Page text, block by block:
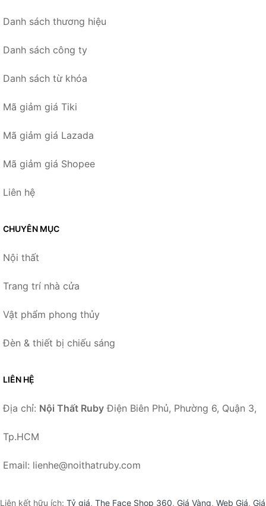
Danh sách thương hiệu
Danh sách công ty
Danh sách từ khóa
Mã giảm giá Tiki
Mã giảm giá Lazada
Mã giảm giá Shopee
Liên hệ
CHUYÊN MỤC
Nội thất
Trang trí nhà cửa
Vật phẩm phong thủy
Đèn & thiết bị chiếu sáng
LIÊN HỆ
Địa chỉ: Nội Thất Ruby Điện Biên Phủ, Phường 6, Quận 3,
Tp.HCM
Email: lienhe@noithatruby.com
Liên kết hữu ích: Tỷ giá, The Face Shop 360, Giá Vàng, Web Giá, Giá